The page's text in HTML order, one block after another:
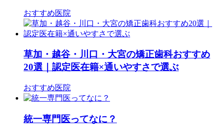
おすすめ医院
草加・越谷・川口・大宮の矯正歯科おすすめ
20選｜認定医在籍×通いやすさで選ぶ
おすすめ医院
統一専門医ってなに？